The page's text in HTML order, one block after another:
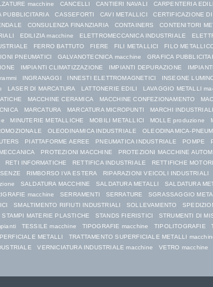
macchine CANCELLI CANTIERI NAVALI CARPENTERIA
PUBBLICITARIA
CASSEFORTI CAVI METALLICI CERTIFICAZIONE
CONSULENZA FINANZIARIA CONTAINERS CONTENITORI
EDILIZIA macchine ELETTROMECCANICA INDUSTRIALE
FERRO BATTUTO FIERE FILI METALLICI FILO
PNEUMATICI GALVANOTECNICA macchine GRAFICA
IMPIANTI CLIMATIZZAZIONE IMPIANTI DEPURAZIONE
INGRANAGGI INNESTI ELETTROMAGNETICI INSEGNE
LASER DI MARCATURA LATTONERIE EDILI LAVAGGIO METALLI
MACCHINE CERAMICA MACCHINE CONFEZIONAMENTO
MARCATURA MARCATURA MICROPUNTI MARCHI INDUSTRIALI
MINUTERIE METALLICHE MOBILI METALLICI MOLLE produzione
OLEODINAMICA INDUSTRIALE OLEODINAMICA-
PIATTAFORME AEREE PNEUMATICA INDUSTRIALE POMPE
PROTEZIONI MACCHINE PROTEZIONI MACCHINE
RETI INFORMATICHE RETTIFICA INDUSTRIALE RETTIFICHE MOTORI
RIMBORSO IVA ESTERA RIPARAZIONI VEICOLI INDUSTRIALI
SALDATURA MACCHINE SALDATURA METALLI SALDATURA
macchine SERRAMENTI SERRATURE SGRASSAGGIO
SMALTIMENTO RIFIUTI INDUSTRIALI SOLLEVAMENTO
STAMPI MATERIE PLASTICHE STANDS FIERISTICI STRUMENTI DI
TESSILE macchine TIPOGRAFIE macchine TIPOLITOGRAFIE
METALLI
TRATTAMENTO SUPERFICIALE METALLI
VERNICIATURA INDUSTRIALE macchine VETRO macchine